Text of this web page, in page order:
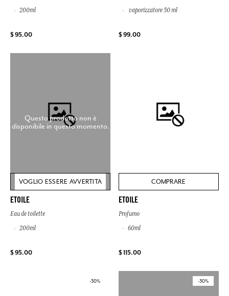
200ml
$ 95.00
vaporizzatore 50 ml
$ 99.00
Questo prodotto non è
disponibile in questo momento.
VOGLIO ESSERE AVVERTITA
ETOILE
Eau de toilette
200ml
$ 95.00
COMPRARE
ETOILE
Profumo
60ml
$ 115.00
-30% -30%